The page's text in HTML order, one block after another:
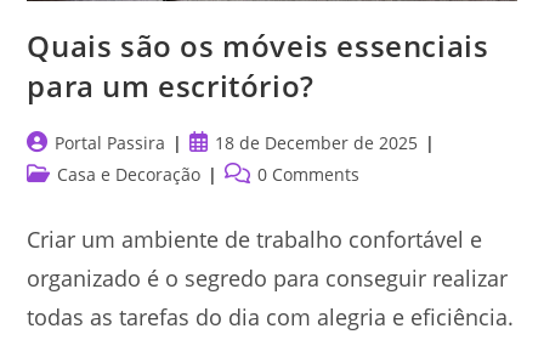
Quais são os móveis essenciais
para um escritório?
Post
author:
Portal Passira
Post
published:
18 de December de 2025
PostCasa e Decoração
Post0 Comments
Criar um ambiente de trabalho confortável e
organizado é o segredo para conseguir realizar
todas as tarefas do dia com alegria e eficiência.